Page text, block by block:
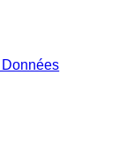
Données